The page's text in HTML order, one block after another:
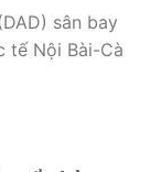
sân bay
tế Nội Bài-Cà